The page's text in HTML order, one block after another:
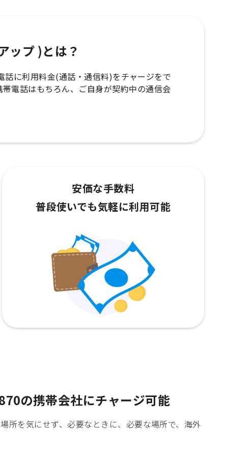
ップ )とは？
に利用料金(通話・通信料)をチャージをで
電話はもちろん、ご自身が契約中の通信会
安価な手数料
普段使いでも気軽に利用可能
の携帯会社にチャージ可能
所を気にせず、必要なときに、必要な場所で、海外